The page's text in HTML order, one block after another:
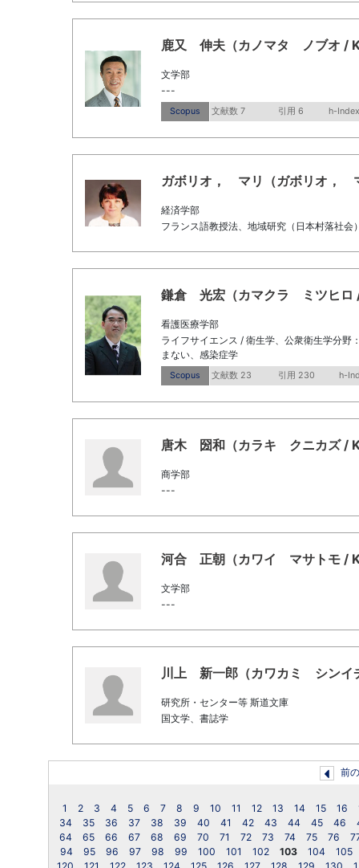
鹿又 伸夫（カノマタ ノブオ /
文学部
---
Scopus 文献数 7 引用 6 h-
ガボリオ， マリ（ガボリオ，
経済学部
フランス語教授法、地域研究（日本村落社会
鎌倉 光宏（カマクラ ミツヒロ
看護医療学部
ライフサイエンス / 衛生学、公衆衛生学分野
まない、感染症学
Scopus 文献数 23 引用 230 h-
唐木 圀和（カラキ クニカズ /
商学部
---
河合 正朝（カワイ マサトモ /
文学部
---
川上 新一郎（カワカミ シンイ
研究所・センター等 斯道文庫
国文学、書誌学
前
1 2 3 4 5 6 7 8 9 10 11 12 13 14 15 16
34
35 36 37 38 39 40 41 42 43 44 45 46
64
65 66 67 68 69 70 71 72 73 74 75 76
94
95 96 97 98 99 100 101 102 103 104
105